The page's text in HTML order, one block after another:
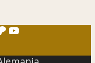
YouTube